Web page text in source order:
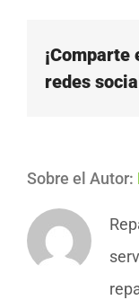
¡Comparte
redes
Sobre el Autor: